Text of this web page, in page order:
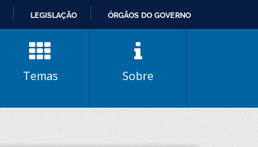
LEGISLAÇÃO ÓRGÃOS DO GOVERNO
Temas Sobre